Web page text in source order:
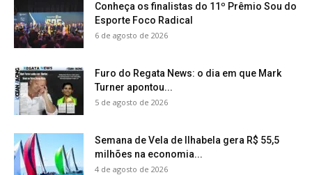
Conheça os finalistas do 11º Prêmio Sou do
Esporte Foco Radical
6 de agosto de 2026
Furo do Regata News: o dia em que Mark
Turner apontou...
5 de agosto de 2026
Semana de Vela de Ilhabela gera R$ 55,5
milhões na economia...
4 de agosto de 2026